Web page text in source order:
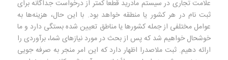
علامت تجاری در سیستم مادرید قطعاً کمتر از درخواست جداگانه برای
ثبت نام در هر کشور یا منطقه خواهد بود. با این حال، هزینه‌ها به
عوامل مختلفی از جمله کشورها یا مناطق تعیین شده بستگی دارد و ما
خوشحال خواهیم شد که پس از بحث در مورد نیازهای شما، برآوردی را
ارائه دهیم. ثبت ملاصدرا اظهار دارد که این امر منجر به صرفه جویی